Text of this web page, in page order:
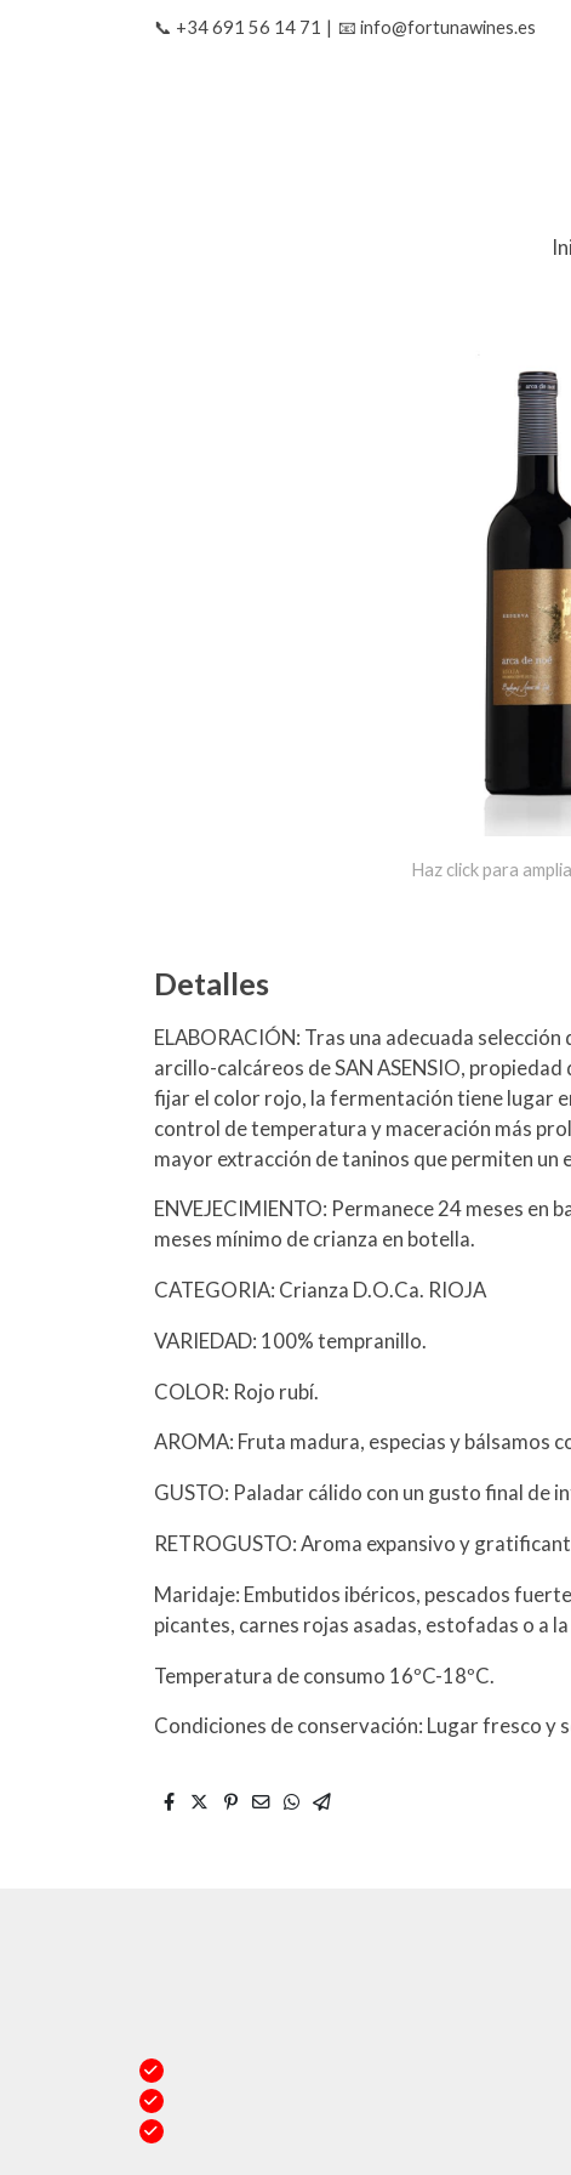
📞 +34 691 56 14 71 | 📧 info@fortunawines.es
Haz click para
Detalles
ELABORACIÓN: Tras una adecuada selección
arcillo-calcáreos de SAN ASENSIO,
fijar el color rojo, la fermentación tiene lugar
control de temperatura y maceración más
mayor extracción de taninos que permiten un
ENVEJECIMIENTO: Permanece 24 meses en
meses mínimo de crianza en botella.
CATEGORIA: Crianza D.O.Ca. RIOJA
VARIEDAD: 100% tempranillo.
COLOR: Rojo rubí.
AROMA: Fruta madura, especias y bálsamos
GUSTO: Paladar cálido con un gusto final de
RETROGUSTO: Aroma expansivo y
Maridaje: Embutidos ibéricos, pescados
picantes, carnes rojas asadas, estofadas o a
Temperatura de consumo 16ºC-18ºC.
Condiciones de conservación: Lugar fresco y